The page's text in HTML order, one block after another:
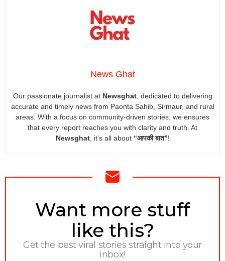
News Ghat
Our passionate journalist at Newsghat, dedicated to delivering
accurate and timely news from Paonta Sahib, Sirmaur, and rural
areas. With a focus on community-driven stories, we ensures
that every report reaches you with clarity and truth. At
Newsghat, it’s all about “आपकी बात”!
NEWSLETTER
Want more stuff
like this?
Get the best viral stories straight into your
inbox!